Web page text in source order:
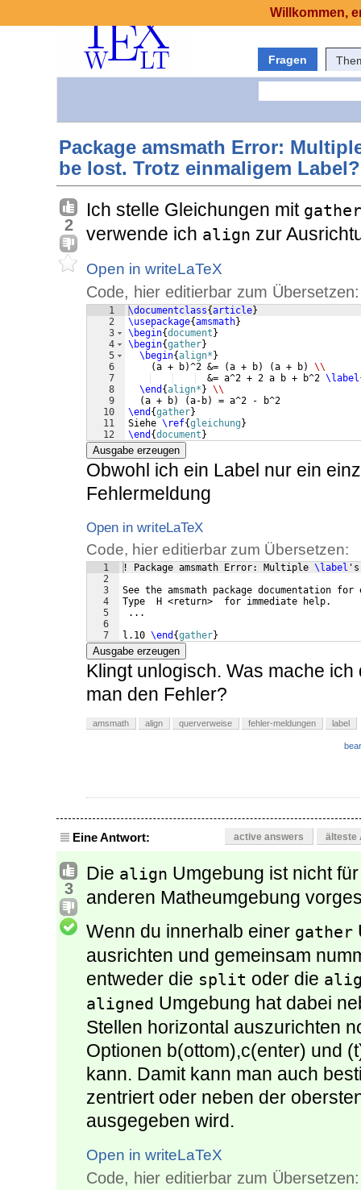
Fragen
Package amsmath Error:
be lost. Trotz einmaligem Label?
2
Ich stelle Gleichungen mit gather
verwende ich align zur
Open in writeLaTeX
Code, hier editierbar zum Übersetzen:
1
2
3
4
5
6
7
8
9
10
11
12
\documentclass{article}
\usepackage{amsmath}
\begin{document }
\begin{gather}
\begin{align* }
(a + b)^2 &= (a + b) (a + b)
\\
  &= a^2 + 2 a b + b^2
\label
\end {align* } \\
(a + b) (a-b)
= a^2 - b^2
\end {gather}
Siehe \ref{gleichung }
\end {document }
Ausgabe erzeugen
Obwohl ich ein Label nur ein
Fehlermeldung
Open in writeLaTeX
Code, hier editierbar zum Übersetzen:
1
2
3
4
5
6
7
! Package amsmath Error: Multiple \label
See the amsmath package documentation
Type  H <return>  for immediate help.
...
l.10 \end {gather}
Ausgabe erzeugen
Klingt unlogisch. Was mache
man den Fehler?
amsmath align querverweise fehler-meldungen label
Eine Antwort: active answers älteste
3
Die align Umgebung ist nicht
anderen Matheumgebung
Wenn du innerhalb einer gather
ausrichten und gemeinsam
entweder die split oder die
aligned Umgebung hat dabei
Stellen horizontal auszurichten
Optionen b(ottom),c(enter) und
kann. Damit kann man auch
zentriert oder neben der
ausgegeben wird.
Open in writeLaTeX
Code, hier editierbar zum Übersetzen:
Willkommen,